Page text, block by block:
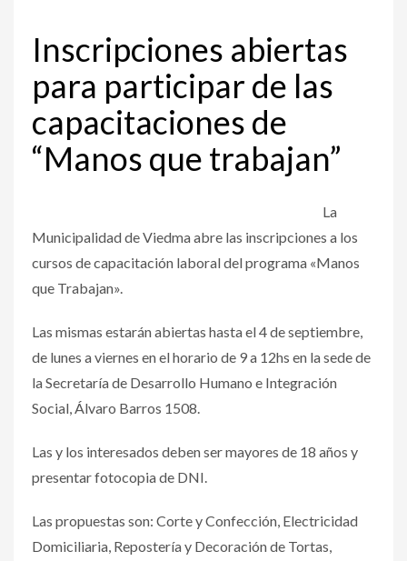
Inscripciones abiertas
para participar de las
capacitaciones de
“Manos que trabajan”
La
Municipalidad de Viedma abre las inscripciones a los
cursos de capacitación laboral del programa «Manos
que Trabajan».
Las mismas estarán abiertas hasta el 4 de septiembre,
de lunes a viernes en el horario de 9 a 12hs en la sede de
la Secretaría de Desarrollo Humano e Integración
Social, Álvaro Barros 1508.
Las y los interesados deben ser mayores de 18 años y
presentar fotocopia de DNI.
Las propuestas son: Corte y Confección, Electricidad
Domiciliaria, Repostería y Decoración de Tortas,